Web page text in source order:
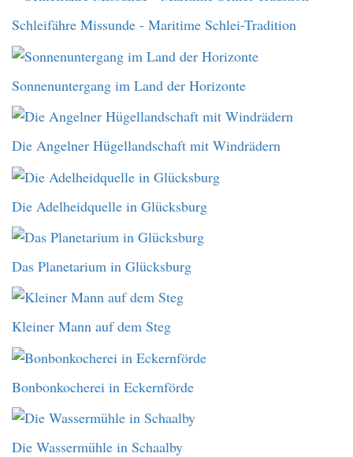
Schleifähre Missunde - Maritime Schlei-Tradition
Sonnenuntergang im Land der Horizonte
Die Angelner Hügellandschaft mit Windrädern
Die Adelheidquelle in Glücksburg
Das Planetarium in Glücksburg
Kleiner Mann auf dem Steg
Bonbonkocherei in Eckernförde
Die Wassermühle in Schaalby